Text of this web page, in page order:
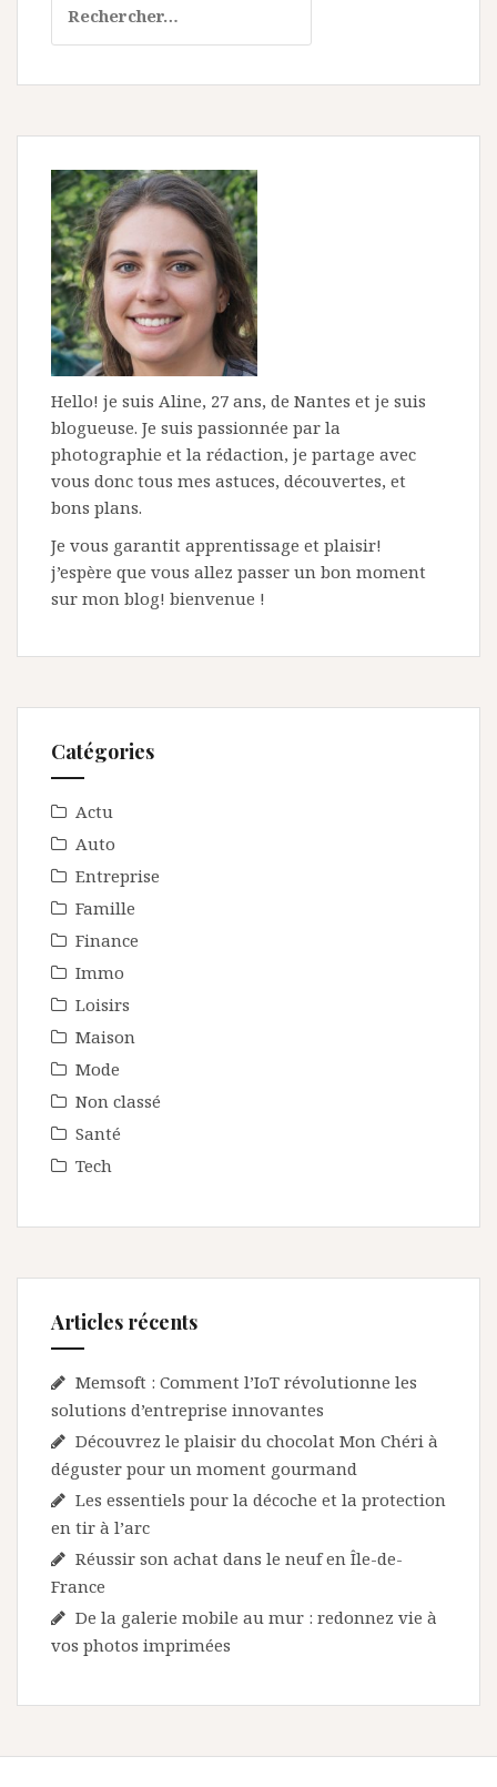
Hello! je suis Aline, 27 ans, de Nantes et je suis
blogueuse. Je suis passionnée par la
photographie et la rédaction, je partage avec
vous donc tous mes astuces, découvertes, et
bons plans.
Je vous garantit apprentissage et plaisir!
j’espère que vous allez passer un bon moment
sur mon blog! bienvenue !
Catégories
Actu
Auto
Entreprise
Famille
Finance
Immo
Loisirs
Maison
Mode
Non classé
Santé
Tech
Articles récents
Memsoft : Comment l’IoT révolutionne les
solutions d’entreprise innovantes
Découvrez le plaisir du chocolat Mon Chéri à
déguster pour un moment gourmand
Les essentiels pour la décoche et la protection
en tir à l’arc
Réussir son achat dans le neuf en Île-de-
France
De la galerie mobile au mur : redonnez vie à
vos photos imprimées